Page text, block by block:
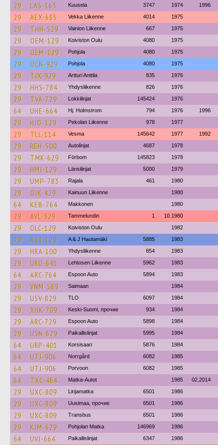
29 LAS-163 Kuusela 3747 1974 1996
29 AEX-685 Vekka Liikenne 4014 1975
29 THH-529 Vainion Liikenne 667 1975
29 OEM-129 Koiviston Oulu 4080 1975
29 OEM-129 Pohjola 4080 1975
29 OCN-929 Pohjola 4080 1975
29 TJX-929 Artturi Anttila 835 1976
29 HHS-784 Yhdysliikenne 826 1976
29 TVA-729 Lokkilinjat 145424 1976
64 UHE-664 Hj. Holmstrom 794 1976 1996
29 HJO-129 Pekolan Liikenne 978 1977
29 TLL-114 Vesma 145642 1977 1992
29 REH-500 Autolinjat 4687 1978
29 TMK-629 Förbom 145823 1978
29 HMJ-129 Länsilinjat 5000 1979
29 UMP-783 Rajala 461 1980
29 OJK-429 Kainuun Liikenne 1980
64 KEB-764 Makkonen 1980
29 AVL-329 Tammelundin 1 10.1980
29 OLC-129 Koiviston Oulu 1982
29 AST-129 A & J Hautamäki 5885 1983
29 HRA-100 Yhdysliikenne 854 1983
29 URU-641 Lehtosen Liikenne 5962 1983
64 ARC-764 Espoon Auto 5894 1983
29 VNM-589 Saimaan 1984
29 USV-829 TLO 6097 1984
29 XHK-709 Keski-Suomi, прочие 934 1984
29 ARC-729 Espoon Auto 5898 1984
29 USN-629 Paikallislinjat 5995 1984
64 URP-401 Korsisaari 5876 1984
64 UTJ-906 Norrgård 6082 1985
64 UTJ-906 Porvoon 6082 1985
64 TXC-464 Matka-Autot 1985 02.2014
29 UXC-809 Linjamatka 6501 1986
29 UXC-809 Uusimaa, прочие 6501 1986
29 UXC-809 Transbus 6501 1986
29 KJM-629 Pohjolan Matka 146969 1986
64 UVJ-664 Paikallislinjat 6347 1986